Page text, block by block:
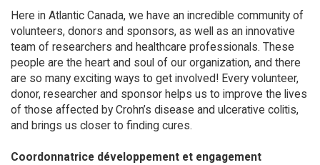
Here in Atlantic Canada, we have an incredible community of
volunteers, donors and sponsors, as well as an innovative
team of researchers and healthcare professionals. These
people are the heart and soul of our organization, and there
are so many exciting ways to get involved! Every volunteer,
donor, researcher and sponsor helps us to improve the lives
of those affected by Crohn’s disease and ulcerative colitis,
and brings us closer to finding cures.
Coordonnatrice développement et engagement